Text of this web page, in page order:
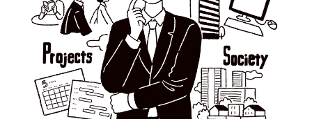
・ コンサルティング
・マーケティング
SALES